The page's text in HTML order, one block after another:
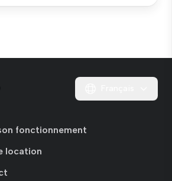
fonctionnement
location